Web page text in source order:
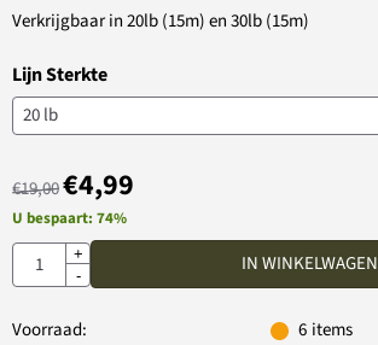
Verkrijgbaar in 20lb (15m) en 30lb (15m)
Lijn Sterkte
€19,00€4,99
U bespaart: 74%
Aantal
+
-
IN WINKELWAGEN
Voorraad: 6 items